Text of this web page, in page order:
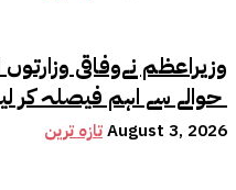
وزیراعظم نےوفاقی وزارتوں
حوالے سے اہم فیصلہ کر لیا
تازہ ترینAugust 3, 2026